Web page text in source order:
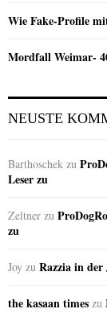
Wie Fake-Profile
Mordfall Weimar-
NEUSTE
Barthoschek zu
Leser zu
Zeltner zu
zu
Joy zu Razzia in
the kasaan times zu